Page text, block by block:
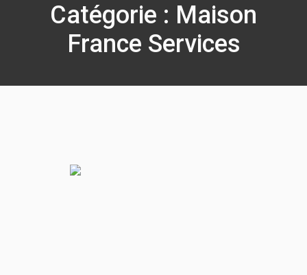
Catégorie : Maison
France Services